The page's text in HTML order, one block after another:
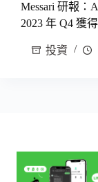
Messari 研報：
2023 年 Q4 獲
投資